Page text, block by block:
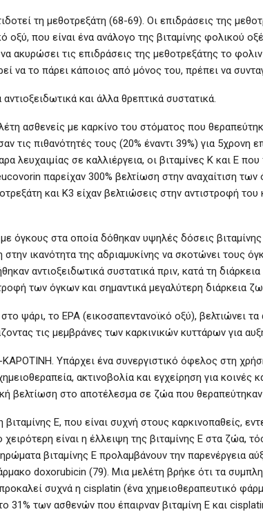
τη μεθοτρεξάτη (68-69). Οι επιδράσεις της
οξύ, που είναι ένα ανάλογο της βιταμίνης φολικού
ακυρώσει τις επιδράσεις της μεθοτρεξάτης το
να το πάρει κάποιος από μόνος του, πρέπει να
και άλλα θρεπτικά συστατικά.
ασθενείς με καρκίνο του στόματος που
τις πιθανότητές τους (20% έναντι 39%) για 5χρονη
λευχαιμίας σε καλλιέργεια, οι βιταμίνες Κ και Ε
παρείχαν 300% βελτίωση στην αναχαίτιση
και Κ3 είχαν βελτιώσεις στην αντιστροφή
όγκους στα οποία δόθηκαν υψηλές δόσεις
ικανότητα της αδριαμυκίνης να σκοτώνει τους
αντιοξειδωτικά συστατικά πριν, κατά τη
των όγκων και σημαντικά μεγαλύτερη διάρκεια
ψάρι, το EPA (εικοσαπεντανοϊκό οξύ), βελτιώνει
τις μεμβράνες των καρκινικών κυττάρων για
Υπάρχει ένα συνεργιστικό όφελος στη
ακτινοβολία και εγχείρηση για κοινές
βελτίωση στο αποτέλεσμα σε ζώα που θεραπεύτηκαν
Ε, που είναι συχνή στους καρκινοπαθείς,
είναι η έλλειψη της βιταμίνης Ε στα ζώα,
βιταμίνης Ε προλαμβάνουν την παρενέργεια
doxorubicin (79). Μια μελέτη βρήκε ότι τα
συχνά η cisplatin (ένα χημειοθεραπευτικό
31% των ασθενών που έπαιρναν βιταμίνη Ε και